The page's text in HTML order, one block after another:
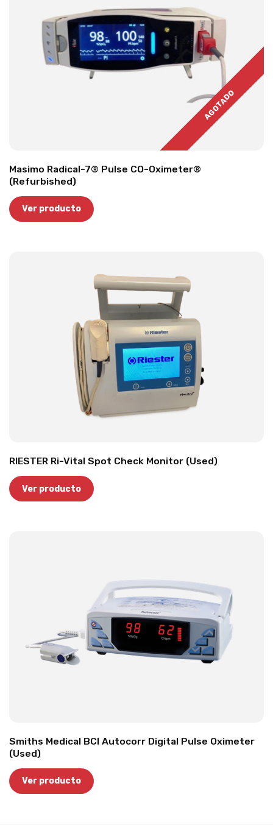
AGOTADO
Masimo Radical-7® Pulse CO-Oximeter®
(Refurbished)
Ver producto
RIESTER Ri-Vital Spot Check Monitor (Used)
Ver producto
Smiths Medical BCI Autocorr Digital Pulse Oximeter
(Used)
Ver producto